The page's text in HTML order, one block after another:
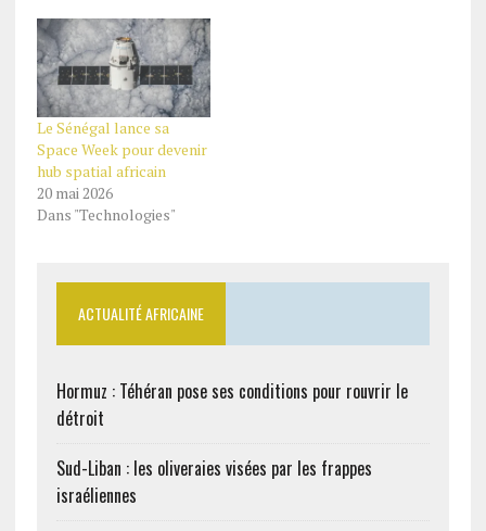
Le Sénégal lance sa
Space Week pour devenir
hub spatial africain
20 mai 2026
Dans "Technologies"
ACTUALITÉ AFRICAINE
Hormuz : Téhéran pose ses conditions pour rouvrir le
détroit
Sud-Liban : les oliveraies visées par les frappes
israéliennes